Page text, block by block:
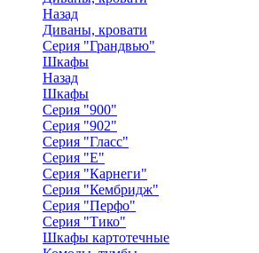
Назад
Диваны, кровати
Серия "Грандвью"
Шкафы
Назад
Шкафы
Серия "900"
Серия "902"
Серия "Гласс"
Серия "Е"
Серия "Карнеги"
Серия "Кембридж"
Серия "Перфо"
Серия "Тико"
Шкафы картотечные